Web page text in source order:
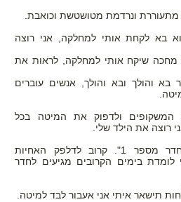
מתעוררת ונרדמת מטושטשת וכואבת.
בא לקחת אותי למחלקה, אני רוצה
מחכה שיקח אותי למחלקה, לראות את
בא והולך ובא והולך, אנשים עוברים
המשקופים ולדפוק את המיטה בכל
רוצה את הילד שלי.
הגענו למחלקה. "סקציה לחדר מספר 1". קרוב לדלפק האחיות
בימים הקרובים מגיעים לחדר
תישאר איתי אני אעבור לבד למיטה.